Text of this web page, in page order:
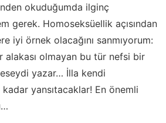
okuduğumda ilginç
gerek. Homoseksüellik açısından
iyi örnek olacağını sanmıyorum:
alakası olmayan bu tür nefsi bir
yazar… İlla kendi
yansıtacaklar! En önemli